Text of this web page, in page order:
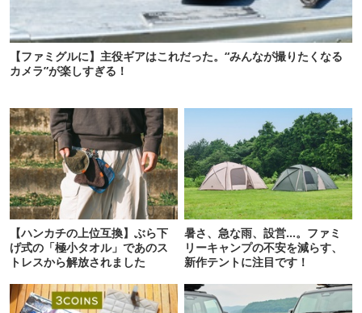
【ファミグルに】主役ギアはこれだった。“みんなが撮りたくなる
カメラ”が楽しすぎる！
【ハンカチの上位互換】ぶら下
げ式の「極小タオル」であのス
トレスから解放されました
暑さ、急な雨、設営…。ファミ
リーキャンプの不安を減らす、
新作テントに注目です！